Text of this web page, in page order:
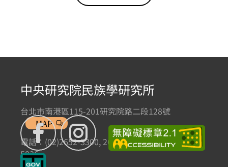
中央研究院民族學研究所
台北市南港區115-201研究院路二段128號
MAP
電話：(02)2652-3300, 2652-3301 傳真：(02)2785-
5836